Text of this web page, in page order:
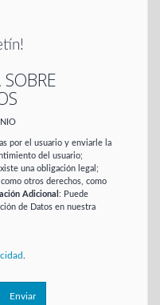
por el usuario y enviarle la
del usuario;
una obligación legal;
otros derechos, como
Adicional : Puede
de Datos en nuestra
Enviar